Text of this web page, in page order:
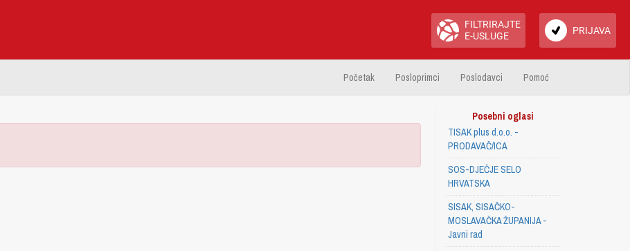
FILTRIRAJTE
E-USLUGE
PRIJAVA
Početak Posloprimci Poslodavci Pomoć
Posebni oglasi
TISAK plus d.o.o. -
PRODAVAČ/ICA
SOS-DJEČJE SELO
HRVATSKA
SISAK, SISAČKO-
MOSLAVAČKA ŽUPANIJA -
Javni rad